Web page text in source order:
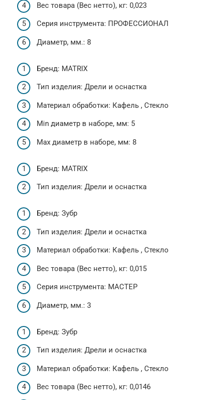
Вес товара (Вес нетто), кг: 0,023
Серия инструмента: ПРОФЕССИОНАЛ
Диаметр, мм.: 8
Бренд: MATRIX
Тип изделия: Дрели и оснастка
Материал обработки: Кафель , Стекло
Min диаметр в наборе, мм: 5
Max диаметр в наборе, мм: 8
Бренд: MATRIX
Тип изделия: Дрели и оснастка
Бренд: Зубр
Тип изделия: Дрели и оснастка
Материал обработки: Кафель , Стекло
Вес товара (Вес нетто), кг: 0,015
Серия инструмента: МАСТЕР
Диаметр, мм.: 3
Бренд: Зубр
Тип изделия: Дрели и оснастка
Материал обработки: Кафель , Стекло
Вес товара (Вес нетто), кг: 0,0146